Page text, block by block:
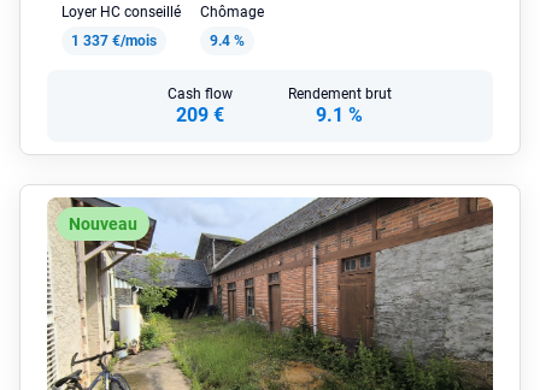
Loyer HC conseillé
1 337 €/mois
Chômage
9.4 %
Cash flow
209 €
Rendement brut
9.1 %
Nouveau